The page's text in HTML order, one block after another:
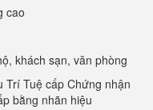
cao
khách sạn, văn phòng
Trí Tuệ cấp Chứng nhận
bằng nhãn hiệu